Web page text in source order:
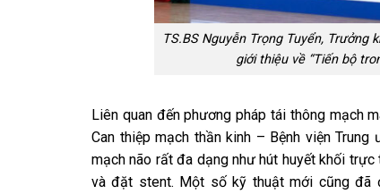
TS.BS Nguyễn Trọng Tuyển, Trưởng
giới thiệu về “Tiến bộ
Liên quan đến phương pháp tái thông mạch
Can thiệp mạch thần kinh – Bệnh viện
mạch não rất đa dạng như hút huyết khối
và đặt stent. Một số kỹ thuật mới cũng đã